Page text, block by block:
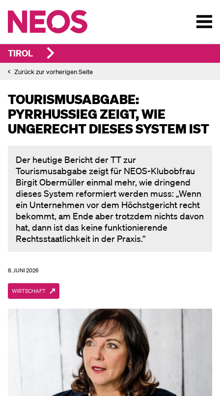
TIROL
Zurück zur vorherigen Seite
TOURISMUSABGABE:
PYRRHUSSIEG ZEIGT, WIE
UNGERECHT DIESES SYSTEM IST
Der heutige Bericht der TT zur
Tourismusabgabe zeigt für NEOS-Klubobfrau
Birgit Obermüller einmal mehr, wie dringend
dieses System reformiert werden muss: „Wenn
ein Unternehmen vor dem Höchstgericht recht
bekommt, am Ende aber trotzdem nichts davon
hat, dann ist das keine funktionierende
Rechtsstaatlichkeit in der Praxis.“
8. JUNI 2026
WIRTSCHAFT